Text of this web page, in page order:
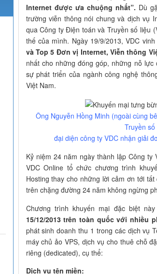
Internet được ưa chuộng nhất”. Dù
trường viễn thông nói chung và dịch vụ
qua Công ty Điện toán và Truyền số liệu
thế của mình. Ngày 19/9/2013, VDC
và Top 5 Đơn vị Internet, Viễn thông
nhất cho những đóng góp, những nỗ
sự phát triển của ngành công nghệ
Việt Nam.
Ông Nguyễn Hồng Minh (ngoài cùng
Truyền số
đại diện công ty VDC nhận giải
Kỷ niệm 24 năm ngày thành lập Công
VDC Online tổ chức chương trình
Hosting thay cho những lời cảm ơn tới
trên chặng đường 24 năm không ngừng
Chương trình khuyến mại đặc biệt
15/12/2013 trên toàn quốc với nhiều
phát sinh doanh thu 1 trong các dịch vụ
máy chủ ảo VPS, dịch vụ cho thuê chỗ
riêng (dedicated), cụ thể:
Dịch vụ tên miền: